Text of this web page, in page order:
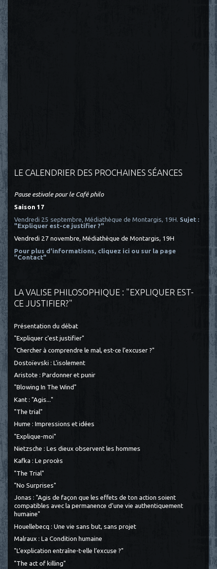
LE CALENDRIER DES PROCHAINES SÉANCES
Pause estivale pour le Café philo
Saison 17
Vendredi 25 septembre, Médiathèque de Montargis, 19H. Sujet :
"Expliquer est-ce justifier ?"
Vendredi 27 novembre, Médiathèque de Montargis, 19H
Pour plus d'informations, cliquez ici ou sur la page
"Contact"
LA VALISE PHILOSOPHIQUE : "EXPLIQUER EST-
CE JUSTIFIER?"
Présentation du débat
"Expliquer c'est justifier"
"Chercher à comprendre le mal, est-ce l’excuser ?"
Dostoïevski : L'isolement
Aristote : Pardonner et punir
"Blowing In The Wind"
Kant : "Agis..."
"The trial"
Hume : Impressions et idées
"Explique-moi"
Nietzsche : Les dieux observent les hommes
Kafka : Le procès
"The Trial"
"No Surprises"
Jonas : "Agis de façon que les effets de ton action soient
compatibles avec la permanence d’une vie authentiquement
humaine"
Houellebecq : Une vie sans but, sans projet
Malraux : La Condition humaine
"L’explication entraîne-t-elle l’excuse ?"
"The act of killing"